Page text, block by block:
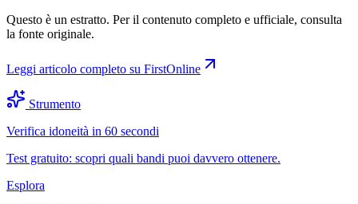
Questo è un estratto. Per il contenuto completo e ufficiale, consulta
la fonte originale.
Leggi articolo completo su FirstOnline
Strumento
Verifica idoneità in 60 secondi
Test gratuito: scopri quali bandi puoi davvero ottenere.
Esplora